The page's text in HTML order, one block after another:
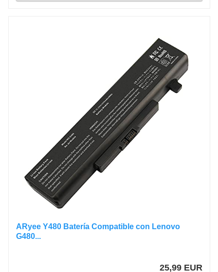
ARyee Y480 Batería Compatible con Lenovo
G480...
25,99 EUR